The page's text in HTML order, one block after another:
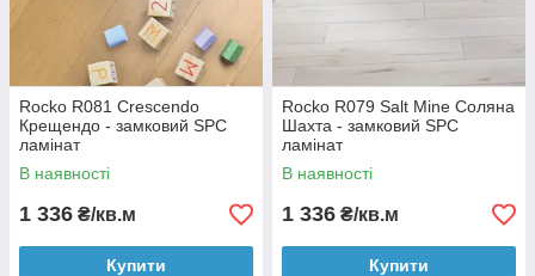
Rocko R081 Crescendo
Крещендо - замковий SPC
ламінат
В наявності
1 336 ₴/кв.м
Купити
Rocko R079 Salt Mine Соляна
Шахта - замковий SPC
ламінат
В наявності
1 336 ₴/кв.м
Купити